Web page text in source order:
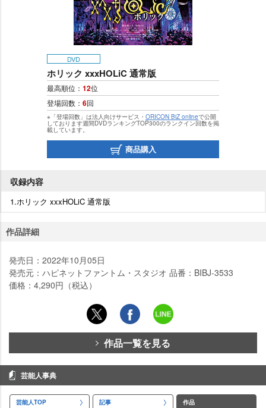
DVD
ホリック xxxHOLiC 通常版
最高順位： 12位
登場回数： 6回
※「登場回数」は法人向けサービス・ ORICON BiZ onlineで公開
しております週間DVDランキングTOP300のランクイン回数を掲
載しています。
商品購入
収録内容
1.ホリック xxxHOLiC 通常版
作品詳細
発売日：2022年10月05日
発売元：ハピネットファントム・スタジオ 品番：BIBJ-3533
価格：4,290円（税込）
作品一覧を見る
芸能人事典
芸能人TOP 記事 作品